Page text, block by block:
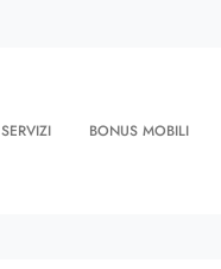
SERVIZI BONUS MOBILI